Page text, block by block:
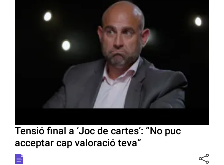
Tensió final a ‘Joc de cartes’: “No puc
acceptar cap valoració teva”